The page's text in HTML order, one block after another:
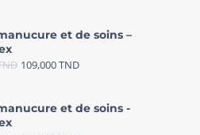
et de soins –
109,000TND
et de soins -